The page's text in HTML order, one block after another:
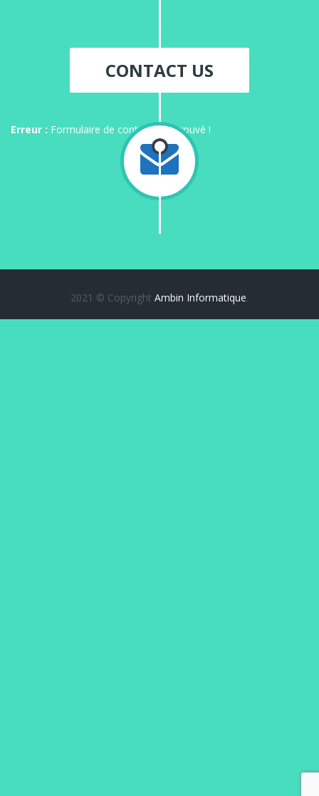
CONTACT US
Erreur : Formulaire de contact non trouvé !
2021 © Copyright Ambin Informatique.